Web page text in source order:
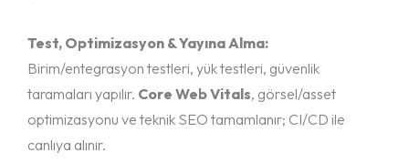
Test, Optimizasyon & Yayına Alma:
Birim/entegrasyon testleri, yük testleri, güvenlik
taramaları yapılır. Core Web Vitals, görsel/asset
optimizasyonu ve teknik SEO tamamlanır; CI/CD ile
canlıya alınır.